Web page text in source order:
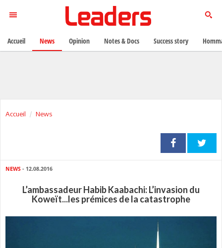
Accueil News
NEWS - 12.08.2016
L’ambassadeur Habib Kaabachi: L’invasion du
Koweït...les prémices de la catastrophe
Accueil News Opinion Notes & Docs Success story